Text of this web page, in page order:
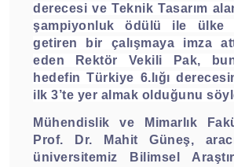
derecesi ve Teknik Tasarım
şampiyonluk ödülü ile ülke
getiren bir çalışmaya imza
eden Rektör Vekili Pak,
hedefin Türkiye 6.lığı
ilk 3’te yer almak olduğunu
Mühendislik ve Mimarlık
Prof. Dr. Mahit Güneş,
üniversitemiz Bilimsel